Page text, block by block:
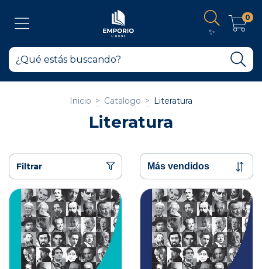
✨
0
Inicio > Catalogo > Literatura
Literatura
Filtrar